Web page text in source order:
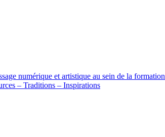
numérique et artistique au sein de la
– Traditions – Inspirations